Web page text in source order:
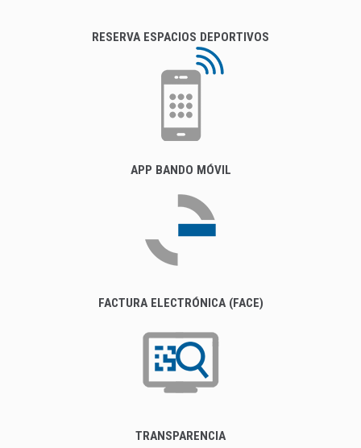
RESERVA ESPACIOS DEPORTIVOS
APP BANDO MÓVIL
FACTURA ELECTRÓNICA (FACE)
TRANSPARENCIA